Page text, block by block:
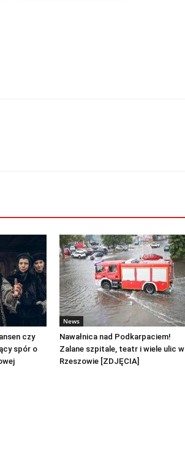
czy
spór o
News
Nawałnica nad Podkarpaciem!
Zalane szpitale, teatr i wiele ulic w
Rzeszowie [ZDJĘCIA]